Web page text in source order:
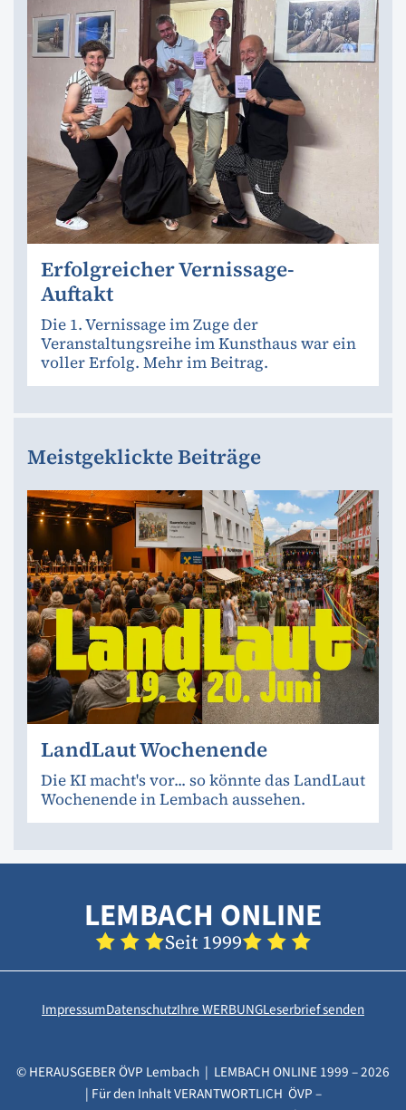
Erfolgreicher Vernissage-
Auftakt
Die 1. Vernissage im Zuge der
Veranstaltungsreihe im Kunsthaus war ein
voller Erfolg. Mehr im Beitrag.
Meistgeklickte Beiträge
LandLaut Wochenende
Die KI macht's vor... so könnte das LandLaut
Wochenende in Lembach aussehen.
LEMBACH ONLINE
Seit 1999
ImpressumDatenschutzIhre WERBUNGLeserbrief senden
© HERAUSGEBER ÖVP Lembach | LEMBACH ONLINE 1999 – 2026
| Für den Inhalt VERANTWORTLICH ÖVP –